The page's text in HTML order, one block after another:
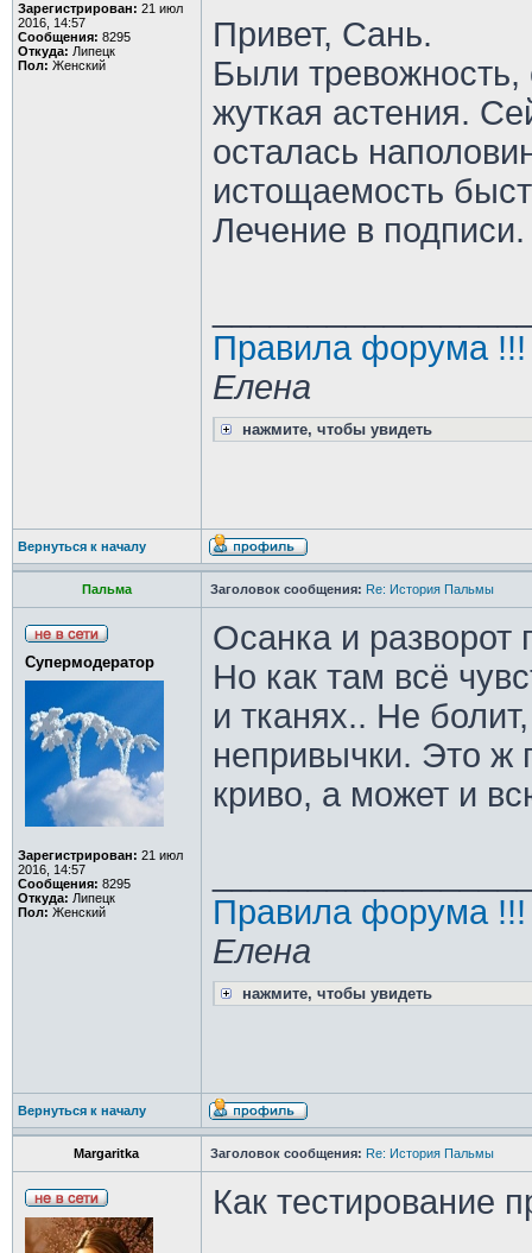
Зарегистрирован: 21 июл
2016, 14:57
Сообщения: 8295
Откуда: Липецк
Пол: Женский
Привет, Сань.
Были тревожность,
жуткая астения.
осталась
истощаемость
Лечение в подписи.
Правила форума !!!
Елена
нажмите, чтобы увидеть
Вернуться к началу
Пальма Заголовок сообщения: Re: История Пальмы
Супермодератор
Зарегистрирован: 21 июл
2016, 14:57
Сообщения: 8295
Откуда: Липецк
Пол: Женский
Осанка и разворот
Но как там всё
и тканях.. Не
непривычки. Это ж
криво, а может и
Правила форума !!!
Елена
нажмите, чтобы увидеть
Вернуться к началу
Margaritka Заголовок сообщения: Re: История Пальмы
Как тестирование